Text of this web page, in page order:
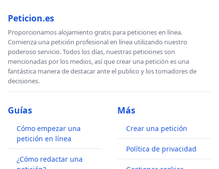
Peticion.es
Proporcionamos alojamiento gratis para peticiones en línea.
Comienza una petición profesional en línea utilizando nuestro
poderoso servicio. Todos los días, nuestras peticiones son
mencionadas por los medios, así que crear una petición es una
fantástica manera de destacar ante el publico y los tomadores de
decisiones.
Guías
Cómo empezar una
petición en línea
¿Cómo redactar una
Más
Crear una petición
Política de privacidad